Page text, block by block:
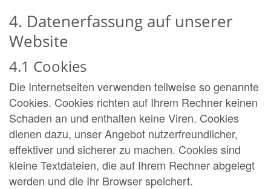
4. Datenerfassung auf unserer
Website
4.1 Cookies
Die Internetseiten verwenden teilweise so genannte
Cookies. Cookies richten auf Ihrem Rechner keinen
Schaden an und enthalten keine Viren. Cookies
dienen dazu, unser Angebot nutzerfreundlicher,
effektiver und sicherer zu machen. Cookies sind
kleine Textdateien, die auf Ihrem Rechner abgelegt
werden und die Ihr Browser speichert.